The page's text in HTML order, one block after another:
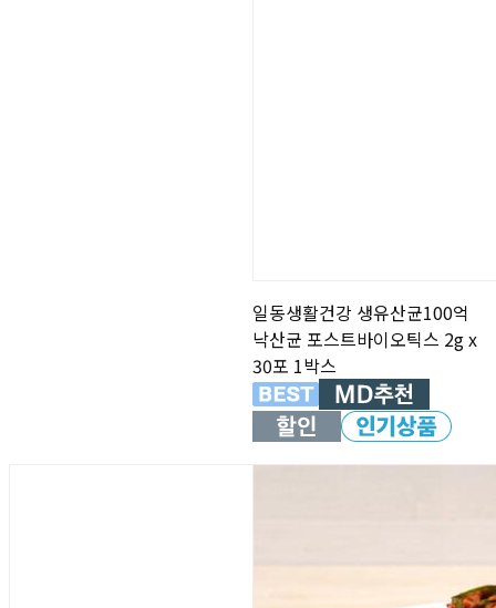
일동생활건강 생유산균100억
낙산균 포스트바이오틱스 2g x
30포 1박스